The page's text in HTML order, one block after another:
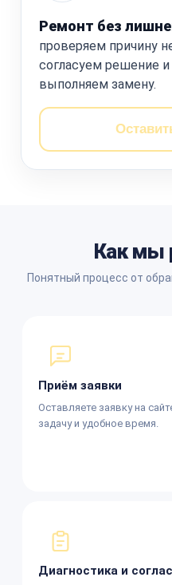
Ремонт без
проверяем причину
согласуем решение и
выполняем замену.
Как мы
Понятный процесс от
Приём заявки
Оставляете заявку на
задачу и удобное время.
Диагностика и